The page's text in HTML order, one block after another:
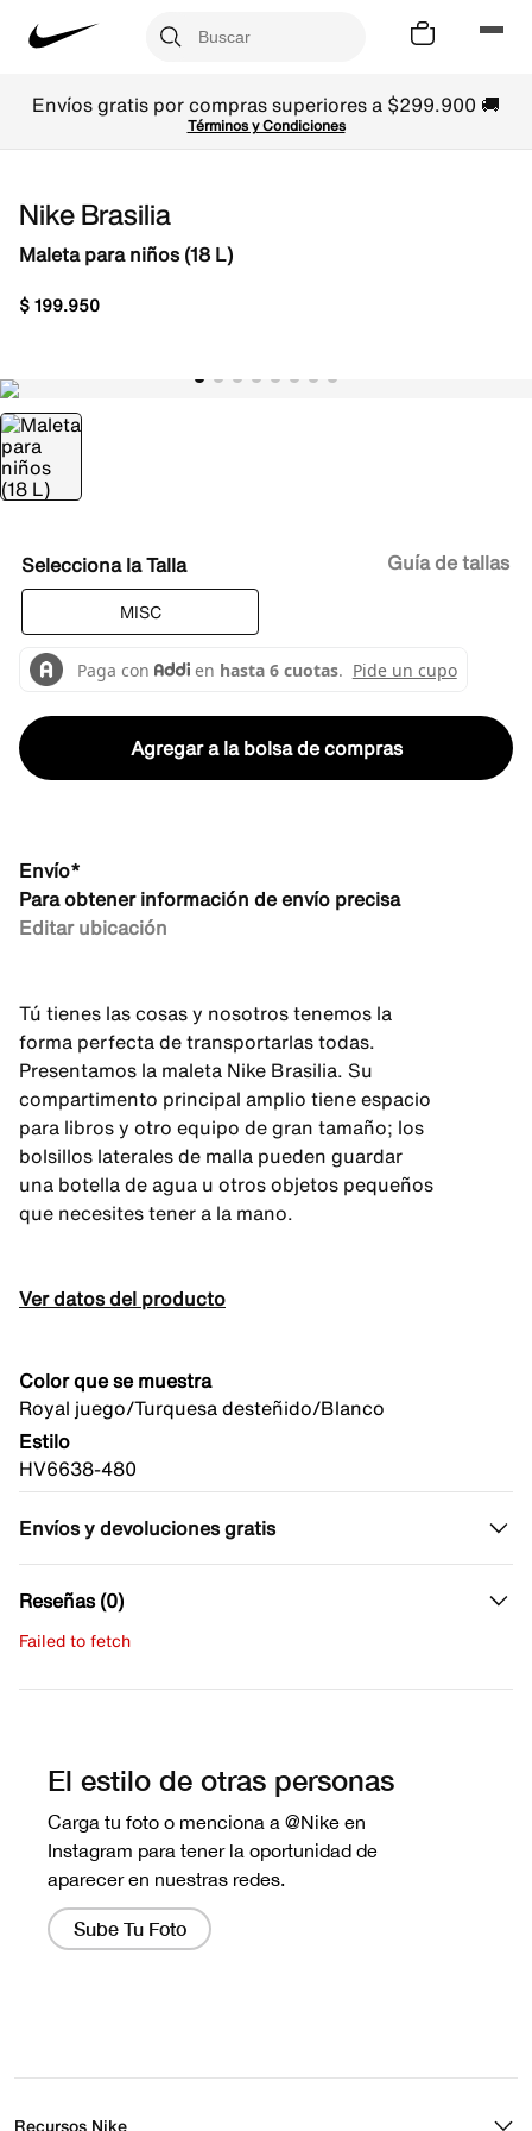
Envíos gratis por compras superiores a $299.900 🚚
Términos y Condiciones
Nike Brasilia
Maleta para niños (18 L)
$199.950
Talla
MISC
Guía de tallas
Agregar a la bolsa de compras
Envío*
Para obtener información de envío precisa
Editar ubicación
Tú tienes las cosas y nosotros tenemos la
forma perfecta de transportarlas todas.
Presentamos la maleta Nike Brasilia. Su
compartimento principal amplio tiene espacio
para libros y otro equipo de gran tamaño; los
bolsillos laterales de malla pueden guardar
una botella de agua u otros objetos pequeños
que necesites tener a la mano.
Ver datos del producto
Color que se muestra
Royal juego/Turquesa desteñido/Blanco
Estilo
HV6638-480
Envíos y devoluciones gratis
Reseñas (0)
Failed to fetch
Recursos Nike